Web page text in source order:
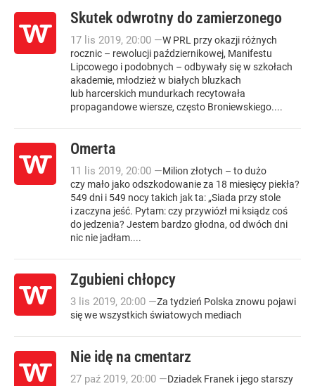
Skutek odwrotny do zamierzonego
17 lis 2019, 20:00 —W PRL przy okazji różnych
rocznic – rewolucji październikowej, Manifestu
Lipcowego i podobnych – odbywały się w szkołach
akademie, młodzież w białych bluzkach
lub harcerskich mundurkach recytowała
propagandowe wiersze, często Broniewskiego....
Omerta
11 lis 2019, 20:00 —Milion złotych – to dużo
czy mało jako odszkodowanie za 18 miesięcy piekła?
549 dni i 549 nocy takich jak ta: „Siada przy stole
i zaczyna jeść. Pytam: czy przywiózł mi ksiądz coś
do jedzenia? Jestem bardzo głodna, od dwóch dni
nic nie jadłam....
Zgubieni chłopcy
3 lis 2019, 20:00 —Za tydzień Polska znowu pojawi
się we wszystkich światowych mediach
Nie idę na cmentarz
27 paź 2019, 20:00 —Dziadek Franek i jego starszy